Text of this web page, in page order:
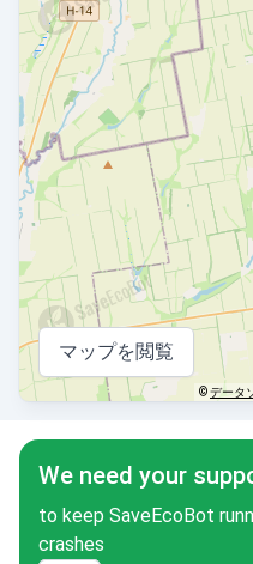
マップを閲覧
©データ
We need your
to keep SaveEcoBot
crashes